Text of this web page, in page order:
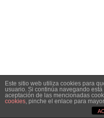
Este sitio web utiliza cookies para
usuario. Si continúa navegando
aceptación de las mencionadas
cookies, pinche el enlace para